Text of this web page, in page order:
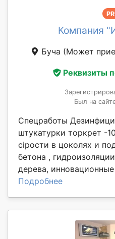
Компания
Буча (Может
Реквизиты
Был на
Спецработы
штукатурки торкрет -
сірости в цоколях и
бетона ,
дерева,
Подробнее